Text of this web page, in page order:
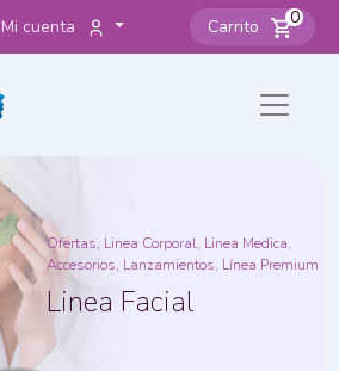
Mi cuenta Carrito 0
Ofertas, Linea Corporal, Linea Medica,
Accesorios, Lanzamientos, Línea Premium
Linea Facial